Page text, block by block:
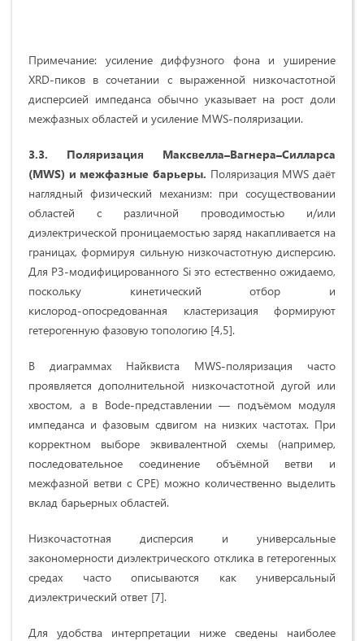
Примечание: усиление диффузного фона и уширение
XRD‑пиков в сочетании с выраженной низкочастотной
дисперсией импеданса обычно указывает на рост доли
межфазных областей и усиление MWS‑поляризации.
3.3. Поляризация Максвелла–Вагнера–Силларса
(MWS) и межфазные барьеры. Поляризация MWS даёт
наглядный физический механизм: при сосуществовании
областей с различной проводимостью и/или
диэлектрической проницаемостью заряд накапливается на
границах, формируя сильную низкочастотную дисперсию.
Для РЗ‑модифицированного Si это естественно ожидаемо,
поскольку кинетический отбор и
кислород‑опосредованная кластеризация формируют
гетерогенную фазовую топологию [4,5].
В диаграммах Найквиста MWS‑поляризация часто
проявляется дополнительной низкочастотной дугой или
хвостом, а в Bode‑представлении — подъёмом модуля
импеданса и фазовым сдвигом на низких частотах. При
корректном выборе эквивалентной схемы (например,
последовательное соединение объёмной ветви и
межфазной ветви с CPE) можно количественно выделить
вклад барьерных областей.
Низкочастотная дисперсия и универсальные
закономерности диэлектрического отклика в гетерогенных
средах часто описываются как универсальный
диэлектрический ответ [7].
Для удобства интерпретации ниже сведены наиболее